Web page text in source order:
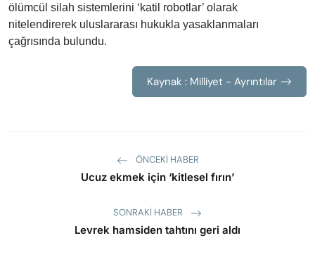
ölümcül silah sistemlerini ‘katil robotlar’ olarak
nitelendirerek uluslararası hukukla yasaklanmaları
çağrısında bulundu.
Kaynak : Milliyet - Ayrıntılar
ÖNCEKI HABER
Ucuz ekmek için ‘kitlesel fırın’
SONRAKI HABER
Levrek hamsiden tahtını geri aldı